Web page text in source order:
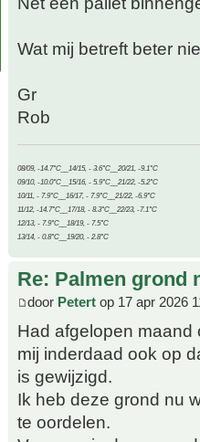
Wat mij betreft beter
Gr
Rob
08/09, -14.7°C__14/15, - 3.6°C__20/21, -9.1°C
09/10, -10.0°C__15/16, - 5.9°C__21/22, -5.2°C
10/11, - 7.9°C__16/17, - 7.9°C__21/22, -6.9°C
11/12, -14.7°C__17/18, - 8.3°C__22/23, -7.1°C
12/13, - 7.9°C__18/19, - 7.5°C
13/14, - 0.8°C__19/20, - 2.8°C
Re: Palmen grond
door Petert op 17 apr 2026
Had afgelopen
mij inderdaad ook op
is gewijzigd.
Ik heb deze grond nu
te oordelen.